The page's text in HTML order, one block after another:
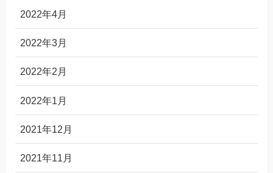
2022年4月
2022年3月
2022年2月
2022年1月
2021年12月
2021年11月